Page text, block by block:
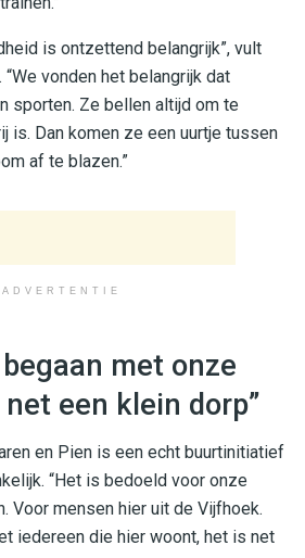
is ontzettend belangrijk”, vult
“We vonden het belangrijk dat
sporten. Ze bellen altijd om te
is. Dan komen ze een uurtje tussen
af te blazen.”
ADVERTENTIE
met onze
een klein dorp”
en Pien is een echt buurtinitiatief
“Het is bedoeld voor onze
Voor mensen hier uit de Vijfhoek.
iedereen die hier woont, het is net